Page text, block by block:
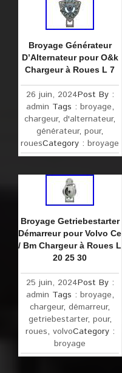
Broyage Générateur
D’Alternateur pour O&k
Chargeur à Roues L 7
26 juin, 2024Post By :
admin Tags : broyage,
chargeur,d'alternateur,
générateur,pour,
rouesCategory :broyage
Broyage Getriebestarter
Démarreur pour Volvo Ce
/ Bm Chargeur à Roues L
20 25 30
25 juin, 2024Post By :
admin Tags : broyage,
chargeur,démarreur,
getriebestarter, pour,
roues, volvoCategory :
broyage